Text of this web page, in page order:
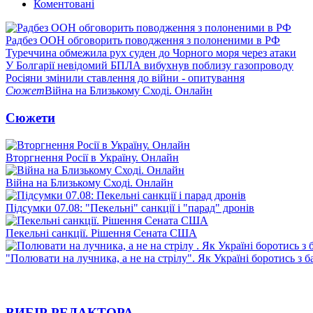
Коментовані
Радбез ООН обговорить поводження з полоненими в РФ
Туреччина обмежила рух суден до Чорного моря через атаки
У Болгарії невідомий БПЛА вибухнув поблизу газопроводу
Росіяни змінили ставлення до війни - опитування
СюжетВійна на Близькому Сході. Онлайн
Сюжети
Вторгнення Росії в Україну. Онлайн
Війна на Близькому Сході. Онлайн
Підсумки 07.08: "Пекельні" санкції і "парад" дронів
Пекельні санкції. Рішення Сената США
"Полювати на лучника, а не на стрілу". Як Україні боротись з